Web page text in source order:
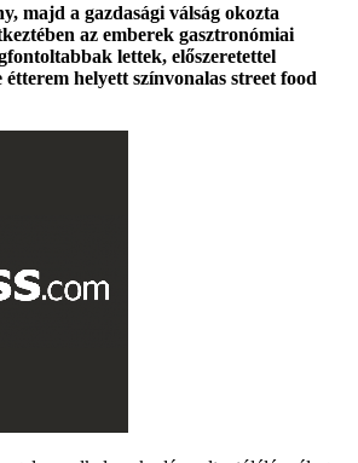
majd a gazdasági válság okozta
az emberek gasztronómiai
lettek, előszeretettel
helyett színvonalas street food